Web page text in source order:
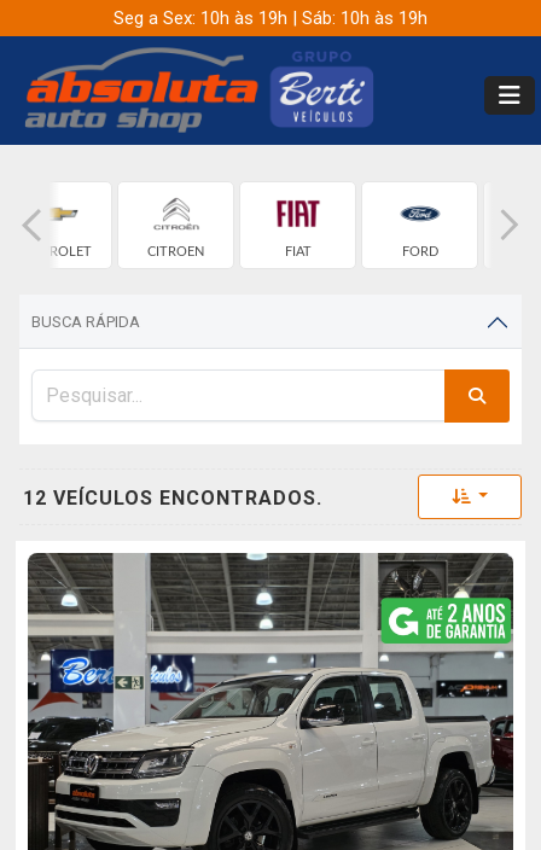
Seg a Sex: 10h às 19h | Sáb: 10h às 19h
CHEVROLET CITROEN FIAT FORD
BUSCA RÁPIDA
12 VEÍCULOS ENCONTRADOS. Toggle